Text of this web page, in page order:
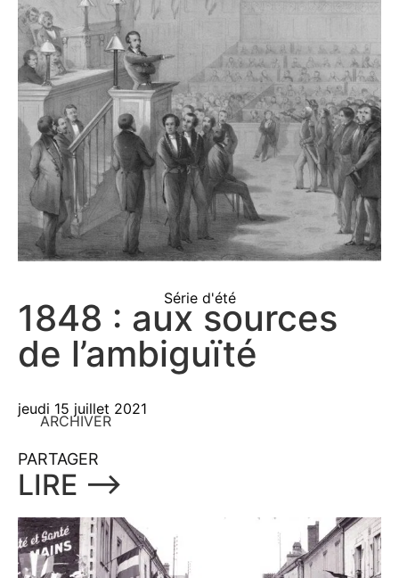
Série d'été
1848 : aux sources
de l’ambiguïté
jeudi 15 juillet 2021
ARCHIVER
PARTAGER
LIRE ⟶